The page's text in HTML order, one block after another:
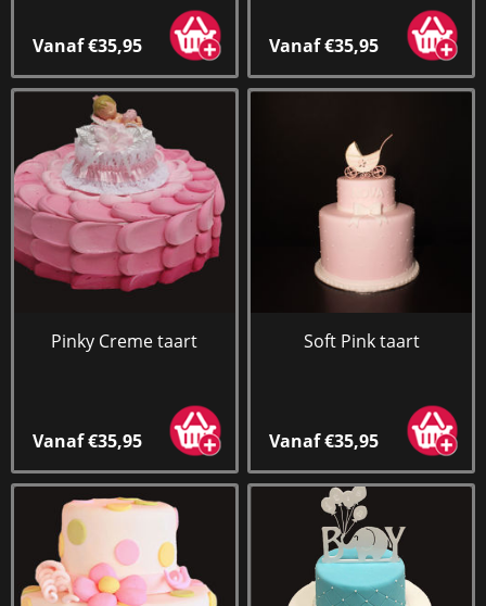
Vanaf €35,95 Vanaf €35,95
Pinky Creme taart
Vanaf €35,95
Soft Pink taart
Vanaf €35,95